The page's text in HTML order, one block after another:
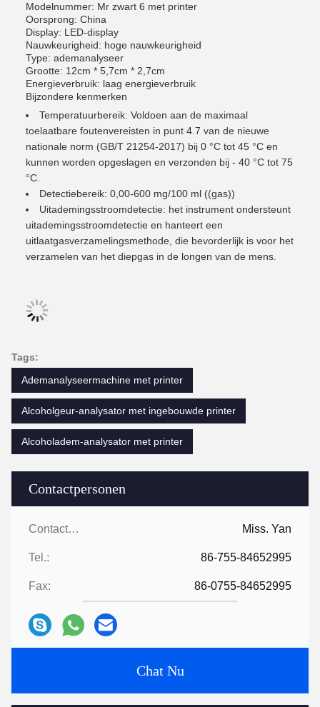
Contactpersonen
Contactpersonen: Miss. Yan
Tel.: 86-755-84652995
Fax: 86-0755-84652995
Chat Nu
Modelnummer: Mr zwart 6 met printer
Oorsprong: China
Display: LED-display
Nauwkeurigheid: hoge nauwkeurigheid
Type: ademanalyseer
Grootte: 12cm * 5,7cm * 2,7cm
Energieverbruik: laag energieverbruik
Bijzondere kenmerken
Temperatuurbereik: Voldoen aan de maximaal
toelaatbare foutenvereisten in punt 4.7 van de nieuwe
nationale norm (GB/T 21254-2017) bij 0 °C tot 45 °C en
kunnen worden opgeslagen en verzonden bij - 40 °C tot 75
°C.
Detectiebereik: 0,00-600 mg/100 ml ((gas))
Uitademingsstroomdetectie: het instrument ondersteunt
uitademingsstroomdetectie en hanteert een
uitlaatgasverzamelingsmethode, die bevorderlijk is voor het
verzamelen van het diepgas in de longen van de mens.
Tags:
Ademanalyseermachine met printer
Alcoholgeur-analysator met ingebouwde printer
Alcoholadem-analysator met printer